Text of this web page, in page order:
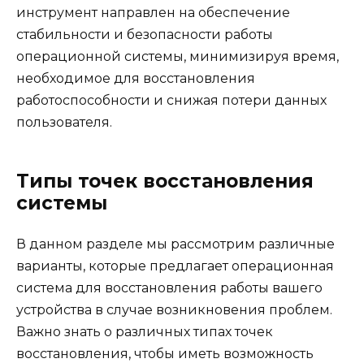
инструмент направлен на обеспечение
стабильности и безопасности работы
операционной системы, минимизируя время,
необходимое для восстановления
работоспособности и снижая потери данных
пользователя.
Типы точек восстановления
системы
В данном разделе мы рассмотрим различные
варианты, которые предлагает операционная
система для восстановления работы вашего
устройства в случае возникновения проблем.
Важно знать о различных типах точек
восстановления, чтобы иметь возможность